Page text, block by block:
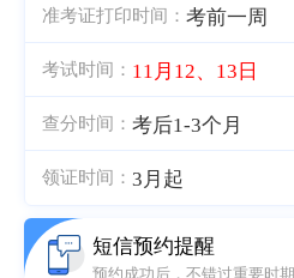
准考证打印时间： 考前一周
考试时间： 11月12、13日
查分时间： 考后1-3个月
领证时间： 3月起
短信预约提醒
预约成功后，不错过重要时期